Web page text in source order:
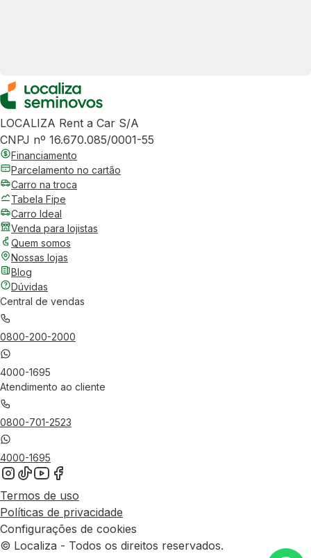
LOCALIZA Rent a Car S/A
CNPJ nº 16.670.085/0001-55
Financiamento
Parcelamento no cartão
Carro na troca
Tabela Fipe
Carro Ideal
Venda para lojistas
Quem somos
Nossas lojas
Blog
Dúvidas
Central de vendas
0800-200-2000
4000-1695
Atendimento ao cliente
0800-701-2523
4000-1695
Termos de uso
Políticas de privacidade
Configurações de cookies
© Localiza - Todos os direitos reservados.